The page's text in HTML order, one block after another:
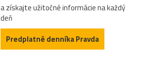
a získajte užitočné informácie na každý
deň
Predplatné denníka Pravda